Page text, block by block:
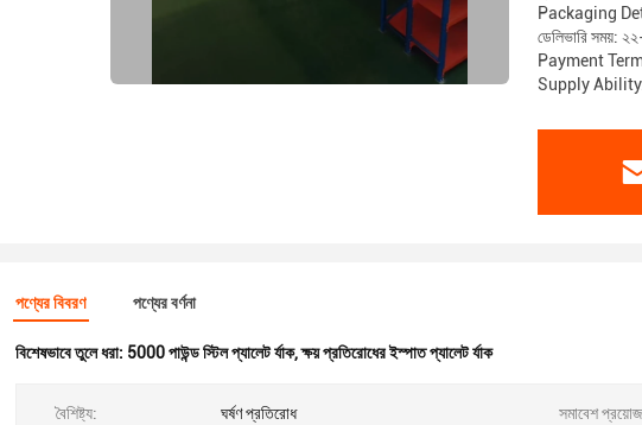
Packaging
ডেলিভারি সময়:
Payment
Supply
পণ্যের বিবরণ পণ্যের বর্ণনা
বিশেষভাবে তুলে ধরা: 5000 পাউন্ড স্টিল প্যালেট র্যাক,ক্ষয় প্রতিরোধের ইস্পাত প্যালেট র্যাক
বৈশিষ্ট্য: ঘর্ষণ প্রতিরোধ সমাবেশ